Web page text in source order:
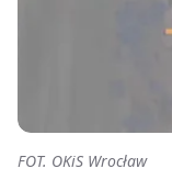
FOT. OKiS Wrocław